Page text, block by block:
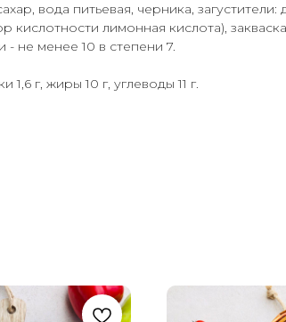
вода питьевая, черника,
лимонная кислота),
не менее 10 в степени 7.
г, жиры 10 г, углеводы 11 г.